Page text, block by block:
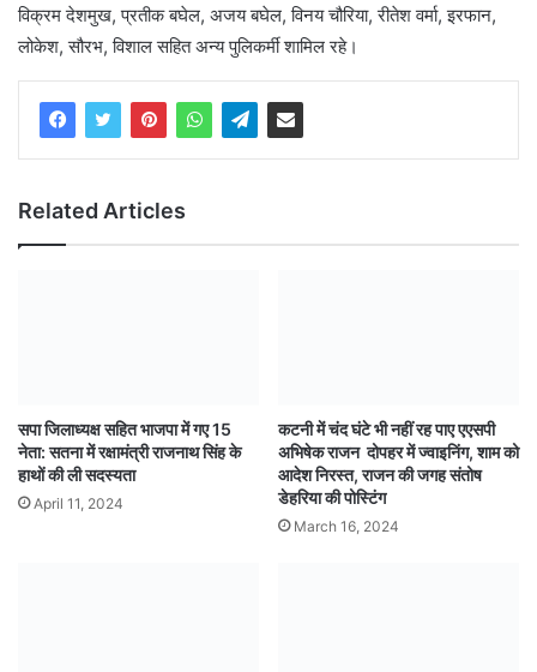
विक्रम देशमुख, प्रतीक बघेल, अजय बघेल, विनय चौरिया, रीतेश वर्मा, इरफान,
लोकेश, सौरभ, विशाल सहित अन्य पुलिकर्मी शामिल रहे।
Related Articles
सपा जिलाध्यक्ष सहित भाजपा में गए 15
नेता: सतना में रक्षामंत्री राजनाथ सिंह के
हाथों की ली सदस्यता
April 11, 2024
कटनी में चंद घंटे भी नहीं रह पाए एएसपी
अभिषेक राजन दोपहर में ज्वाइनिंग, शाम को
आदेश निरस्त, राजन की जगह संतोष
डेहरिया की पोस्टिंग
March 16, 2024